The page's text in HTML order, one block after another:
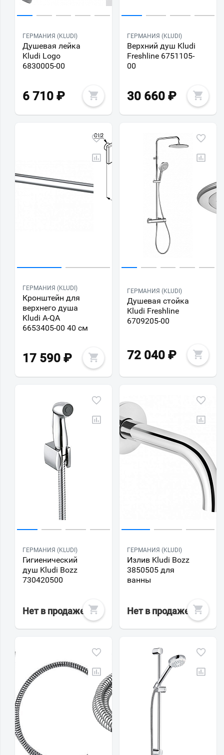
ГЕРМАНИЯ (KLUDI)
Душевая лейка
Kludi Logo
6830005-00
6 710 ₽
ГЕРМАНИЯ (KLUDI)
Верхний душ Kludi
Freshline 6751105-
00
30 660 ₽
ГЕРМАНИЯ (KLUDI)
Кронштейн для
верхнего душа
Kludi A-QA
6653405-00 40 см
17 590 ₽
ГЕРМАНИЯ (KLUDI)
Душевая стойка
Kludi Freshline
6709205-00
72 040 ₽
ГЕРМАНИЯ (KLUDI)
Гигиенический
душ Kludi Bozz
730420500
Нет в продаже
ГЕРМАНИЯ (KLUDI)
Излив Kludi Bozz
3850505 для
ванны
Нет в продаже